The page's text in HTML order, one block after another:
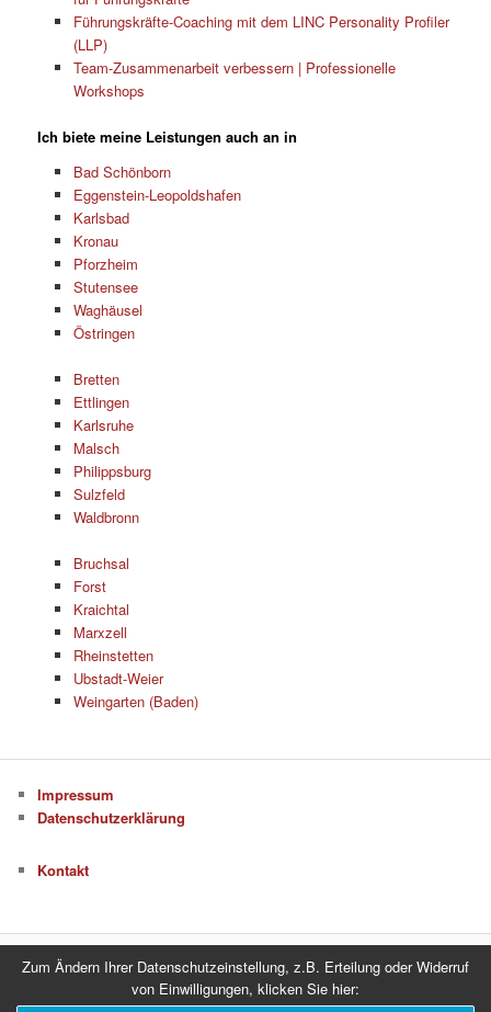
Führungskräfte-Coaching mit dem LINC Personality Profiler
(LLP)
Team-Zusammenarbeit verbessern | Professionelle
Workshops
Ich biete meine Leistungen auch an in
Bad Schönborn
Eggenstein-Leopoldshafen
Karlsbad
Kronau
Pforzheim
Stutensee
Waghäusel
Östringen
Bretten
Ettlingen
Karlsruhe
Malsch
Philippsburg
Sulzfeld
Waldbronn
Bruchsal
Forst
Kraichtal
Marxzell
Rheinstetten
Ubstadt-Weier
Weingarten (Baden)
Impressum
Datenschutzerklärung
Kontakt
Datenschutzerklärung Stolz präsentiert von WordPress
Zum Ändern Ihrer Datenschutzeinstellung, z.B. Erteilung oder Widerruf
von Einwilligungen, klicken Sie hier: